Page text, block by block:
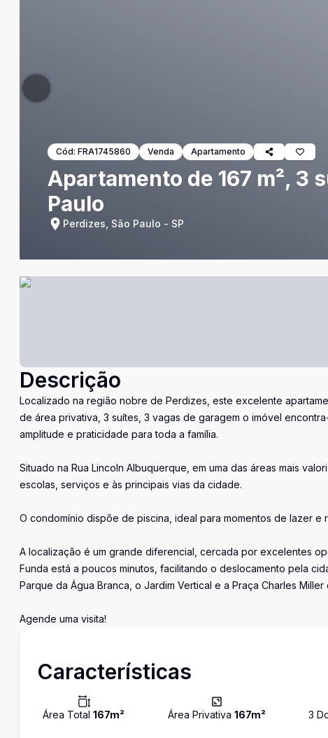
Cód: FRA1745860 Venda Apartamento
Apartamento de 167 m², 3
Paulo
Perdizes, São Paulo - SP
Descrição
Localizado na região nobre de Perdizes, este excelente
de área privativa, 3 suítes, 3 vagas de garagem o imóvel
amplitude e praticidade para toda a família.
Situado na Rua Lincoln Albuquerque, em uma das áreas mais
escolas, serviços e às principais vias da cidade.
O condomínio dispõe de piscina, ideal para momentos de lazer e
A localização é um grande diferencial, cercada por excelentes
Funda está a poucos minutos, facilitando o deslocamento pela
Parque da Água Branca, o Jardim Vertical e a Praça Charles
Agende uma visita!
Características
Área Total 167m² Área Privativa 167m² 3